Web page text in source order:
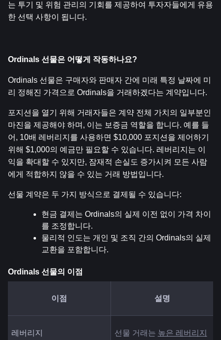
는 투기 및 위험 관리의 기회를 제공하여 투자자들에게 유용
한 선택 사항이 됩니다.
Ordinals 선물은 어떻게 작동하나요?
Ordinals 선물은 구매자와 판매자 간에 미래 특정 날짜에 미
리 정해진 가격으로 Ordinals을 거래하겠다는 계약입니다.
포지션을 열기 위해 거래자들은 계약 전체 가치의 일부분인
마진을 제공해야 하며, 이는 보증금 역할을 합니다. 예를 들
어, 10배 레버리지를 사용하면 $10,000 포지션을 제어하기
위해 $1,000의 예금만 필요할 수 있습니다. 레버리지는 이
익을 확대할 수 있지만, 잠재적 손실도 증가시켜 모든 사람
에게 적합하지 않을 수 있는 거래 방법입니다.
선물 계약은 두 가지 방식으로 결제될 수 있습니다:
현금 결제는 Ordinals의 실제 이전 없이 가격 차이
를 조정합니다.
물리적 인도는 개인 및 조직 간의 Ordinals의 실제
교환을 포함합니다.
Ordinals 선물의 이점
이점 설명
레버리지 선물 거래는 높은 레버리지